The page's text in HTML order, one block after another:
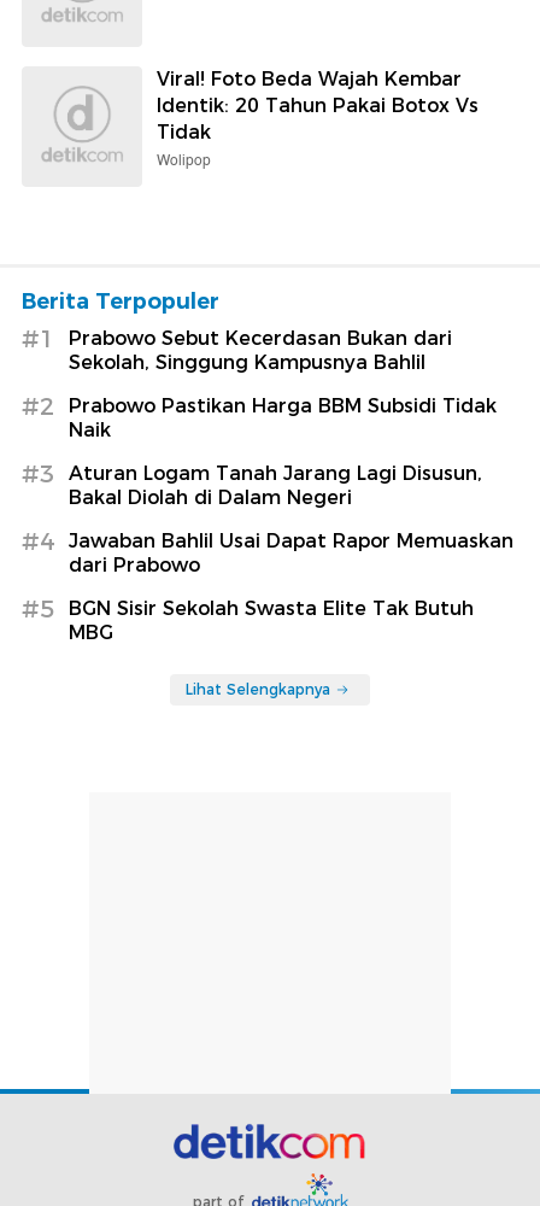
Viral! Foto Beda Wajah Kembar
Identik: 20 Tahun Pakai Botox Vs
Tidak
Wolipop
Berita Terpopuler
#1
Prabowo Sebut Kecerdasan Bukan dari
Sekolah, Singgung Kampusnya Bahlil
#2
Prabowo Pastikan Harga BBM Subsidi Tidak
Naik
#3
Aturan Logam Tanah Jarang Lagi Disusun,
Bakal Diolah di Dalam Negeri
#4
Jawaban Bahlil Usai Dapat Rapor Memuaskan
dari Prabowo
#5
BGN Sisir Sekolah Swasta Elite Tak Butuh
MBG
Lihat Selengkapnya
part of